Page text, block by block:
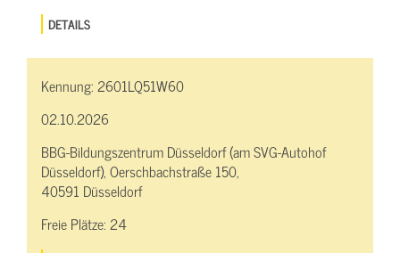
DETAILS
Kennung:2601LQ51W60
02.10.2026
BBG-Bildungszentrum Düsseldorf (am SVG-Autohof
Düsseldorf), Oerschbachstraße 150,
40591 Düsseldorf
Freie Plätze:24